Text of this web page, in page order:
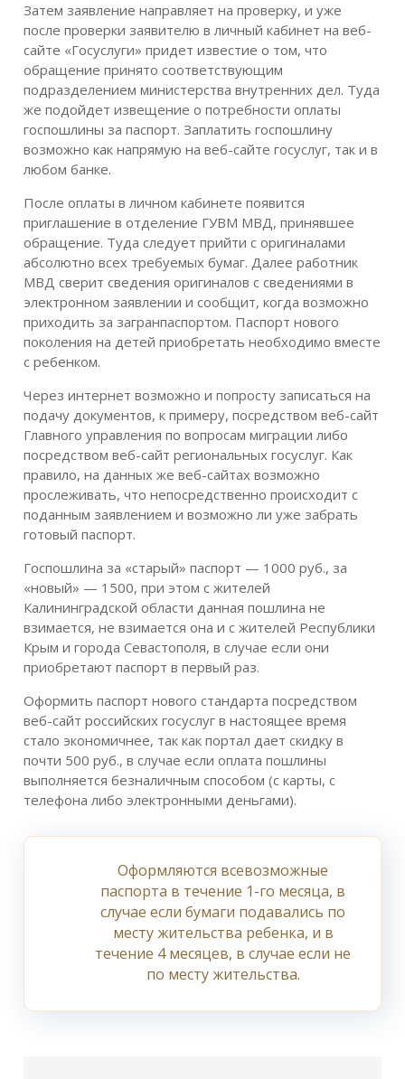
Затем заявление направляет на проверку, и уже
после проверки заявителю в личный кабинет на веб-
сайте «Госуслуги» придет известие о том, что
обращение принято соответствующим
подразделением министерства внутренних дел. Туда
же подойдет извещение о потребности оплаты
госпошлины за паспорт. Заплатить госпошлину
возможно как напрямую на веб-сайте госуслуг, так и в
любом банке.
После оплаты в личном кабинете появится
приглашение в отделение ГУВМ МВД, принявшее
обращение. Туда следует прийти с оригиналами
абсолютно всех требуемых бумаг. Далее работник
МВД сверит сведения оригиналов с сведениями в
электронном заявлении и сообщит, когда возможно
приходить за загранпаспортом. Паспорт нового
поколения на детей приобретать необходимо вместе
с ребенком.
Через интернет возможно и попросту записаться на
подачу документов, к примеру, посредством веб-сайт
Главного управления по вопросам миграции либо
посредством веб-сайт региональных госуслуг. Как
правило, на данных же веб-сайтах возможно
прослеживать, что непосредственно происходит с
поданным заявлением и возможно ли уже забрать
готовый паспорт.
Госпошлина за «старый» паспорт — 1000 руб., за
«новый» — 1500, при этом с жителей
Калининградской области данная пошлина не
взимается, не взимается она и с жителей Республики
Крым и города Севастополя, в случае если они
приобретают паспорт в первый раз.
Оформить паспорт нового стандарта посредством
веб-сайт российских госуслуг в настоящее время
стало экономичнее, так как портал дает скидку в
почти 500 руб., в случае если оплата пошлины
выполняется безналичным способом (с карты, с
телефона либо электронными деньгами).
Оформляются всевозможные
паспорта в течение 1-го месяца, в
случае если бумаги подавались по
месту жительства ребенка, и в
течение 4 месяцев, в случае если не
по месту жительства.